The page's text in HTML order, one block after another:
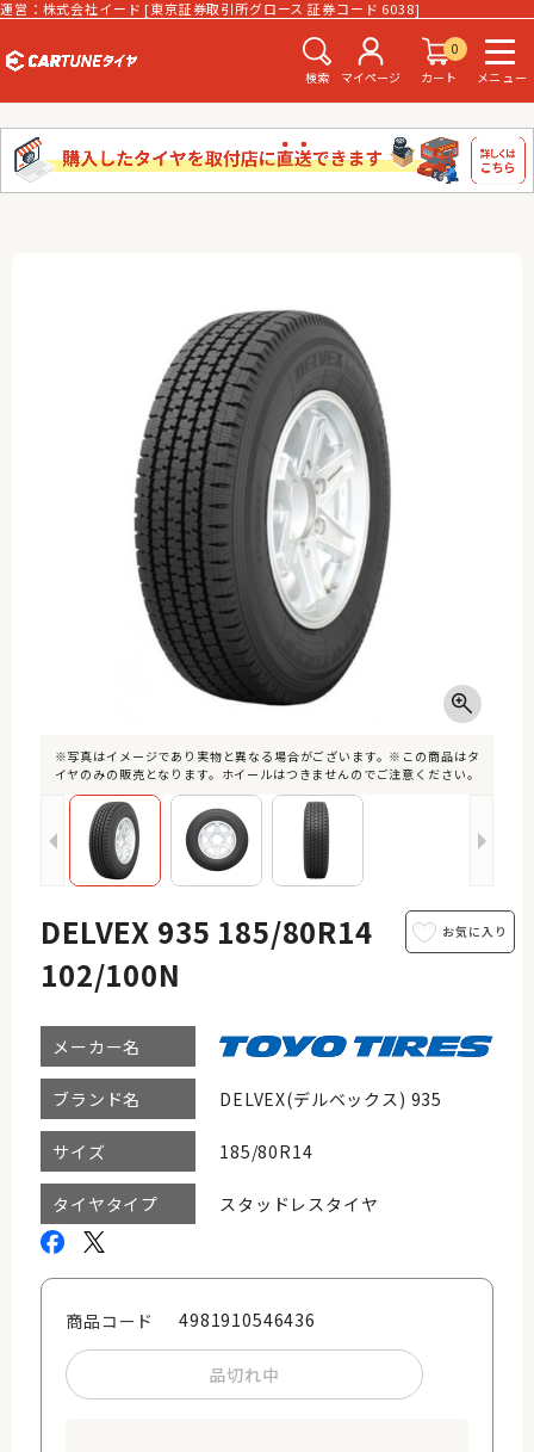
運営：株式会社イード [東京証券取引所グロース 証券コード 6038]
検索 マイページ
0
カート
メニュー
※写真はイメージであり実物と異なる場合がございます。※この商品はタ
イヤのみの販売となります。ホイールはつきませんのでご注意ください。
DELVEX 935 185/80R14
102/100N
メーカー名
ブランド名 DELVEX(デルベックス) 935
サイズ 185/80R14
タイヤタイプ スタッドレスタイヤ
商品コード 4981910546436
品切れ中